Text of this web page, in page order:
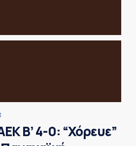
Β’ 4-0: “Χόρευε”